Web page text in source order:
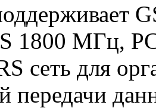
1800 МГц,
сеть для
передачи